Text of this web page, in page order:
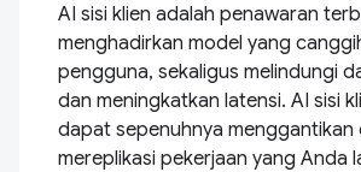
AI sisi klien adalah penawaran
menghadirkan model yang
pengguna, sekaligus melindungi
dan meningkatkan latensi. AI sisi
dapat sepenuhnya menggantikan
mereplikasi pekerjaan yang Anda